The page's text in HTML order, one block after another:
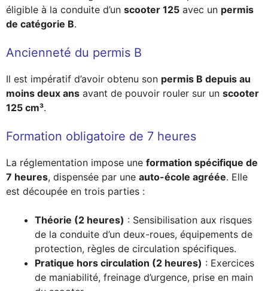
éligible à la conduite d’un scooter 125 avec un permis
de catégorie B.
Ancienneté du permis B
Il est impératif d’avoir obtenu son permis B depuis au
moins deux ans avant de pouvoir rouler sur un scooter
125 cm³.
Formation obligatoire de 7 heures
La réglementation impose une formation spécifique de
7 heures, dispensée par une auto-école agréée. Elle
est découpée en trois parties :
Théorie (2 heures) : Sensibilisation aux risques
de la conduite d’un deux-roues, équipements de
protection, règles de circulation spécifiques.
Pratique hors circulation (2 heures) : Exercices
de maniabilité, freinage d’urgence, prise en main